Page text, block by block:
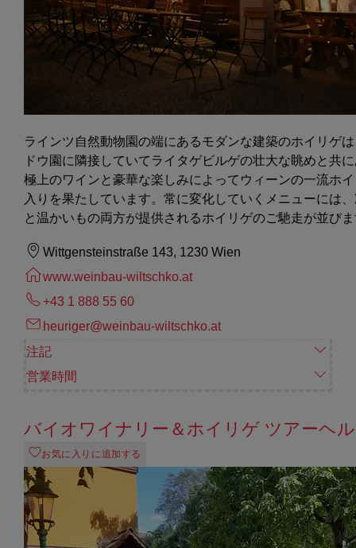
ラインツ自然動物園の端にあるモダンな建築のホイリゲ
ドウ園に隣接していてライタゲビルゲの壮大な眺めと共
極上のワインと豪華な楽しみによってウィーンの一流ホ
入りを果たしています。常に変化していくメニューには
と温かいもの両方が提供されるホイリゲのご馳走が並び
Wittgensteinstraße 143, 1230 Wien
www.weinbau-wiltschko.at
+43 1 888 55 60
heuriger@weinbau-wiltschko.at
注記
営業時間
バイオワイナリー＆ホイリゲ ツアーヘル
お気に入りに追加する